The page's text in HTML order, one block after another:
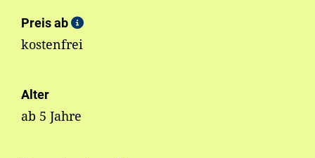
Preis ab
kostenfrei
Alter
ab 5 Jahre